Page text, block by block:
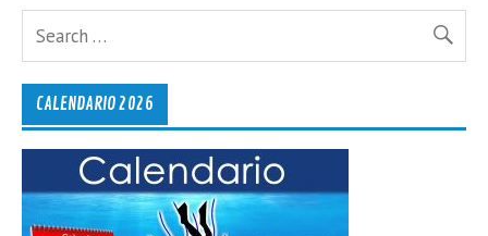
CALENDARIO 2026